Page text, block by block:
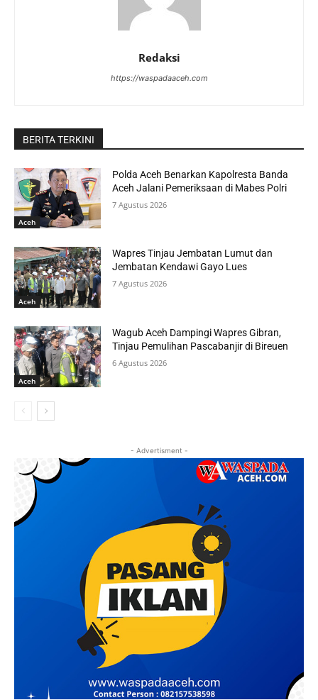
Redaksi
https://waspadaaceh.com
BERITA TERKINI
Aceh
Polda Aceh Benarkan Kapolresta Banda
Aceh Jalani Pemeriksaan di Mabes Polri
7 Agustus 2026
Aceh
Wapres Tinjau Jembatan Lumut dan
Jembatan Kendawi Gayo Lues
7 Agustus 2026
Aceh
Wagub Aceh Dampingi Wapres Gibran,
Tinjau Pemulihan Pascabanjir di Bireuen
6 Agustus 2026
- Advertisment -